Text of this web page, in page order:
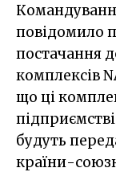
Командування Повітряних Сил ЗСУ
повідомило
постачання
комплексів
що ці
будуть
країни-